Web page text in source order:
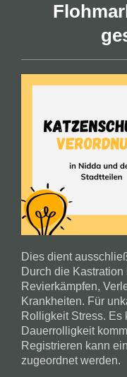
Dies dient
Durch die
Revierkämpfen,
Krankheiten. Für
Rolligkeit Stress. Es
Dauerrolligkeit
Registrieren kann
zugeordnet werden.